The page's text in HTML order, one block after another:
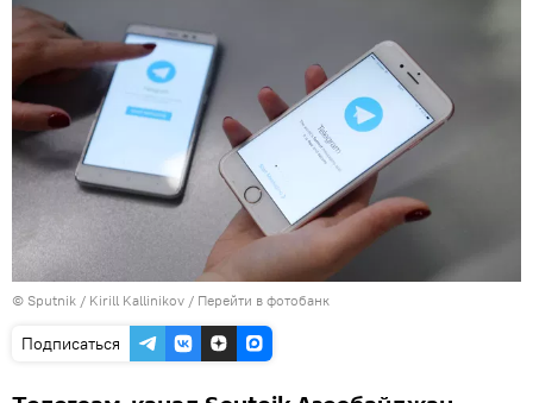
© Sputnik / Kirill Kallinikov / Перейти в фотобанк
Подписаться